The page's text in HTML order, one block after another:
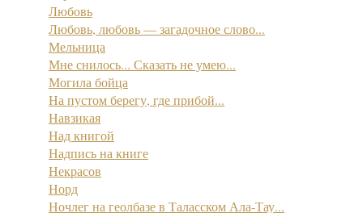
Любовь
Любовь, любовь — загадочное слово...
Мельница
Мне снилось... Сказать не умею...
Могила бойца
На пустом берегу, где прибой...
Навзикая
Над книгой
Надпись на книге
Некрасов
Норд
Ночлег на геолбазе в Таласском Ала-Тау...